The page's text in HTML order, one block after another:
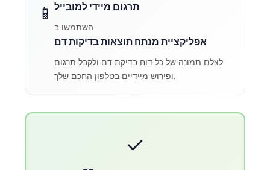
📱 תרגום מיידי למובייל
השתמשו ב
אפליקציית מנתח תוצאות בדיקות דם
לצלם תמונה של כל דוח בדיקת דם ולקבל תרגום
ופירוש מיידיים בטלפון החכם שלך.
✓